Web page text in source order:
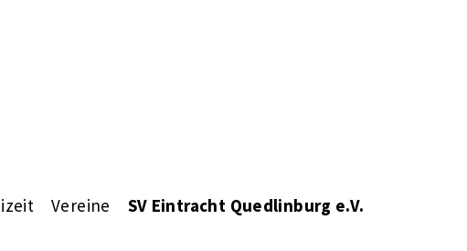
Vereine SV Eintracht Quedlinburg e.V.